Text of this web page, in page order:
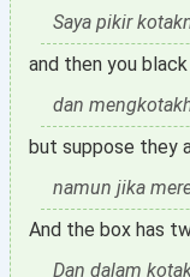
Saya pikir
and then you
dan
but suppose they
namun jika
And the box has
Dan dalam